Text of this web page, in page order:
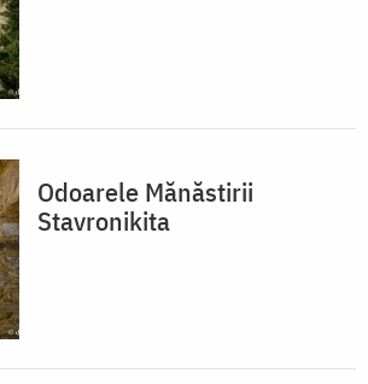
Odoarele Mănăstirii
Stavronikita